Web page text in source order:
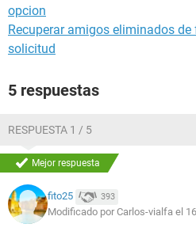
opcion
Recuperar amigos eliminados
solicitud
5 respuestas
RESPUESTA 1 / 5
Mejor respuesta
fito25 393
Modificado por Carlos-vialfa el